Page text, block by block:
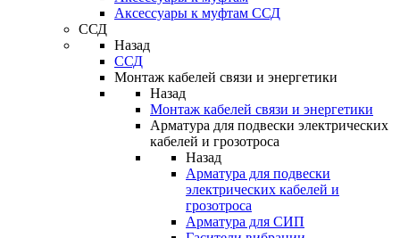
Аксессуары к муфтам ССД
ССД
Назад
ССД
Монтаж кабелей связи и энергетики
Назад
Монтаж кабелей связи и энергетики
Арматура для подвески электрических
кабелей и грозотроса
Назад
Арматура для подвески
электрических кабелей и
грозотроса
Арматура для СИП